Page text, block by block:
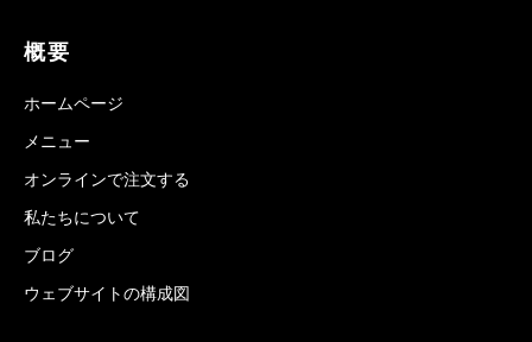
概要
ホームページ
メニュー
オンラインで注文する
私たちについて
ブログ
ウェブサイトの構成図